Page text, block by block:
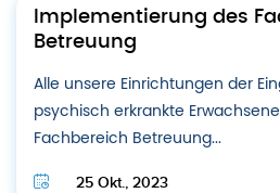
Implementierung des
Betreuung
Alle unsere Einrichtungen der
psychisch erkrankte
Fachbereich Betreuung...
25 Okt., 2023